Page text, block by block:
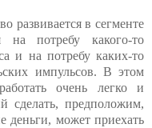
развивается в сегменте
на потребу какого-то
и на потребу каких-то
импульсов. В этом
очень легко и
сделать, предположим,
деньги, может приехать